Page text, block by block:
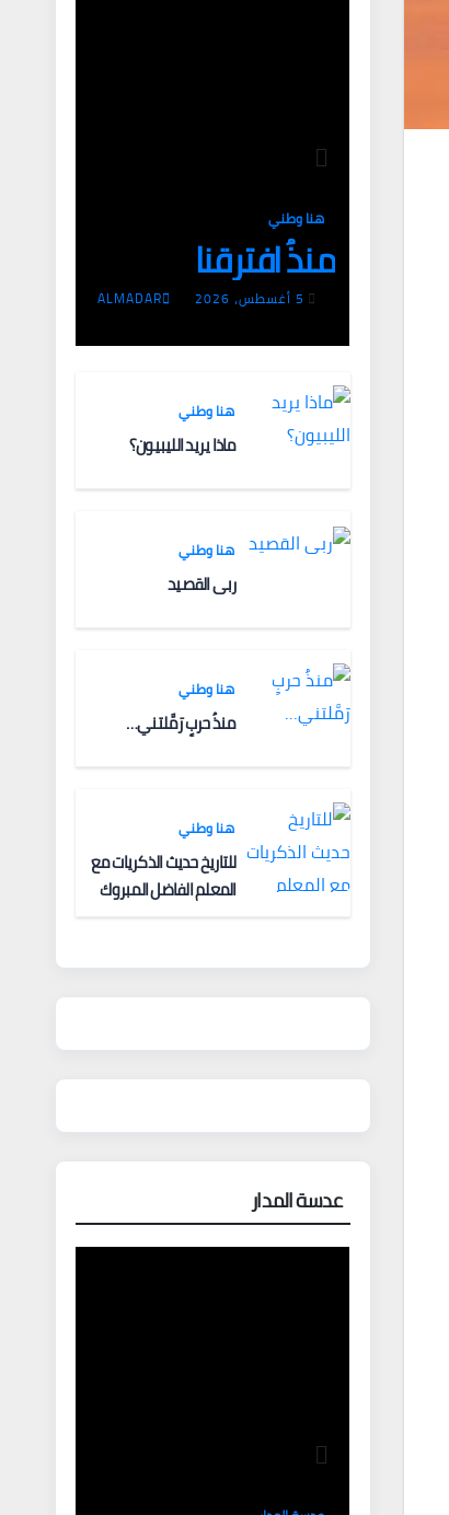
هنا وطني
منذُ افترقنا
5 أغسطس، 2026 ALMADAR
هنا وطني
ماذا يريد الليبيون؟
هنا وطني
ربى القصيد
هنا وطني
منذُ حربٍ رَمَّلتني…
هنا وطني
للتاريخ حديث الذكريات مع
المعلم الفاضل المبروك
عدسة المدار